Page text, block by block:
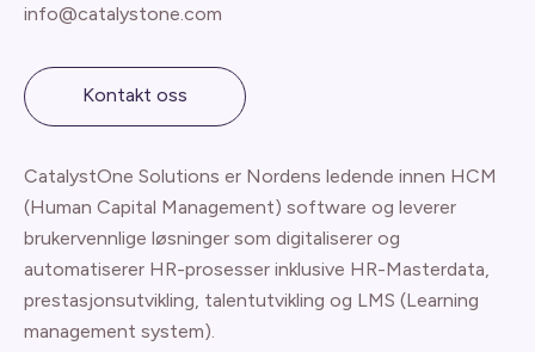
info@catalystone.com
Kontakt oss
CatalystOne Solutions er Nordens ledende innen HCM
(Human Capital Management) software og leverer
brukervennlige løsninger som digitaliserer og
automatiserer HR-prosesser inklusive HR-Masterdata,
prestasjonsutvikling, talentutvikling og LMS (Learning
management system).